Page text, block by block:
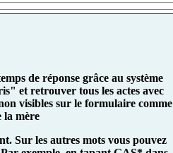
de réponse grâce au système
et retrouver tous les actes avec
visibles sur le formulaire comme
la mère
Sur les autres mots vous pouvez